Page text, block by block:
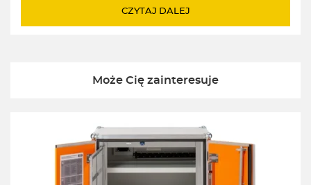
CZYTAJ DALEJ
Może Cię zainteresuje